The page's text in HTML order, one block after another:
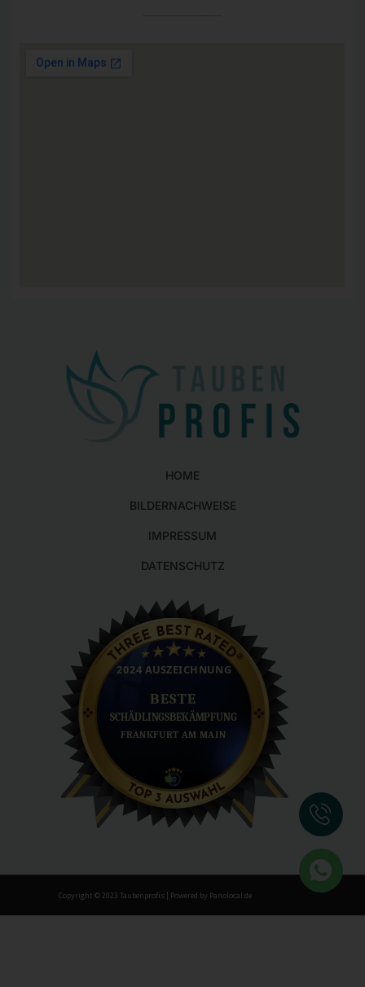
HOME
BILDERNACHWEISE
IMPRESSUM
DATENSCHUTZ
Copyright © 2023 Taubenprofis | Powered by Panolocal.de